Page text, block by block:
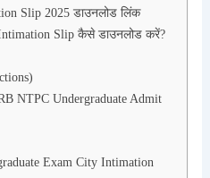
Slip 2025 डाउनलोड लिंक
Slip कैसे डाउनलोड करें?
NTPC Undergraduate Admit
Exam City Intimation